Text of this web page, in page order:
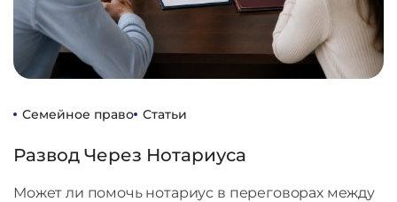
Семейное право Статьи
Развод Через Нотариуса
Может ли помочь нотариус в переговорах между